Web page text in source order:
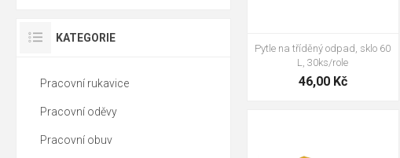
Pytle na tříděný odpad, sklo 60
L, 30ks/role
46,00 Kč
KATEGORIE
Pracovní rukavice
Pracovní oděvy
Pracovní obuv